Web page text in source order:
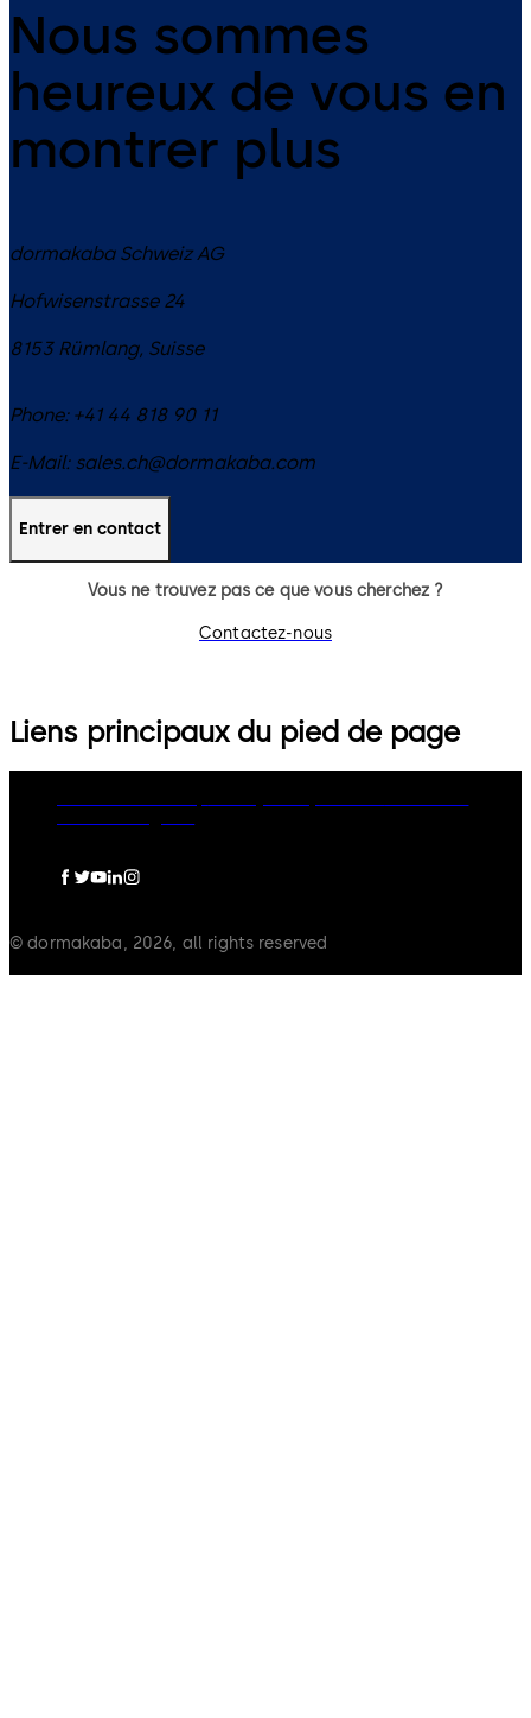
Nous sommes
heureux de vous en
montrer plus
dormakaba Schweiz AG
Hofwisenstrasse 24
8153 Rümlang, Suisse
Phone: +41 44 818 90 11
E-Mail: sales.ch@dormakaba.com
Entrer en contact
Vous ne trouvez pas ce que vous cherchez ?
Contactez-nous
Liens principaux du pied de page
© dormakaba, 2026, all rights reserved